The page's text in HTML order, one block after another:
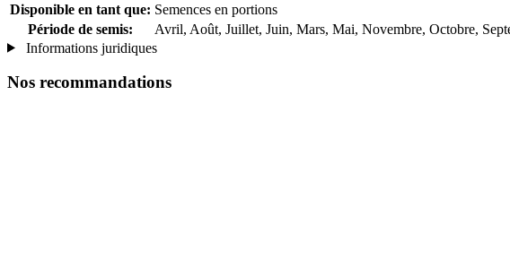
Disponible en tant que: Semences en portions
Période de semis:
Avril, Août, Juillet, Juin, Mars, Mai, Novembre, Octobre,
Informations juridiques
Nos recommandations